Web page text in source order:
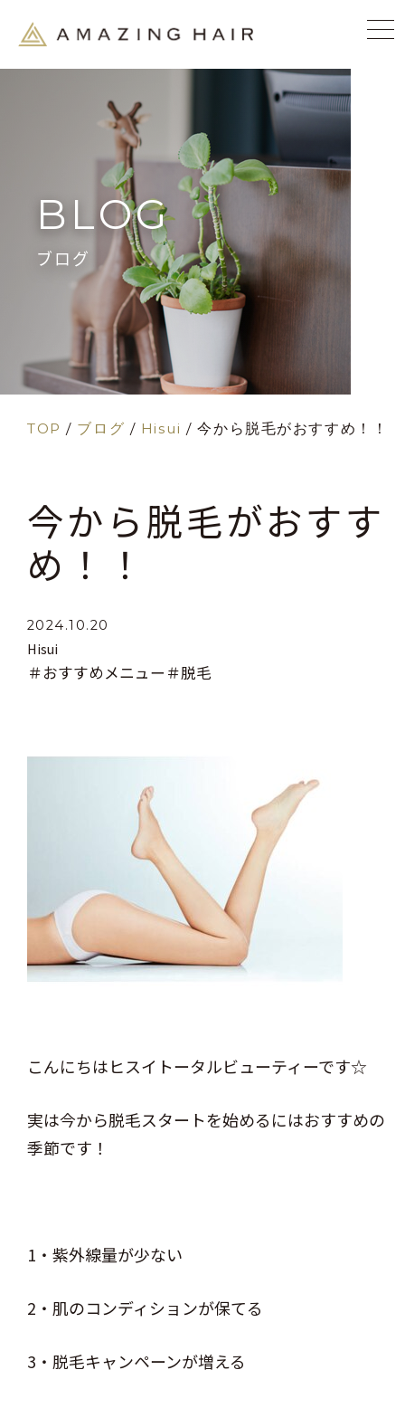
BLOG
ブログ
TOP / ブログ / Hisui /今から脱毛がおすすめ！！
今から脱毛がおすす
め！！
2024.10.20
Hisui
＃おすすめメニュー ＃脱毛
こんにちはヒスイトータルビューティーです☆
実は今から脱毛スタートを始めるにはおすすめの
季節です！
1・紫外線量が少ない
2・肌のコンディションが保てる
3・脱毛キャンペーンが増える